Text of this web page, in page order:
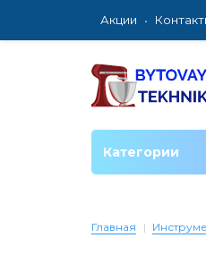
Акции
Категории
Главная